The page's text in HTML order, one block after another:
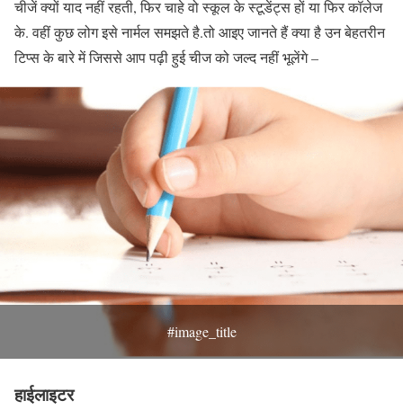
चीजें क्यों याद नहीं रहती, फिर चाहे वो स्कूल के स्टूडेंट्स हों या फिर कॉलेज
के. वहीं कुछ लोग इसे नार्मल समझते है.तो आइए जानते हैं क्या है उन बेहतरीन
टिप्स के बारे में जिससे आप पढ़ी हुई चीज को जल्द नहीं भूलेंगे –
#image_title
हाईलाइटर